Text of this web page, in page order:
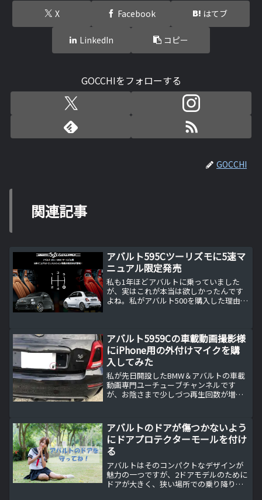
X Facebook はてブ
LinkedIn コピー
GOCCHIをフォローする
GOCCHI
関連記事
アバルト595Cツーリズモに5速マ
ニュアル限定発売
私も1年ほどアバルトに乗っていました
が、実はこれが本当は欲しかったんです
よね。私がアバルト500を購入した理由私
らにプラスしてオ...
アバルト5959Cの車載動画撮影様
にiPhone用の外付けマイクを購
入してみた
私が先日開設したBMW＆アバルトの車載
動画専門ユーチューブチャンネルです
が、お陰さまで少しづつ再生回数が増え
アバルトのドアが傷つかないよう
にドアプロテクターモールを付け
る
アバルトはそのコンパクトなデザインが
魅力の一つですが、2ドアモデルのために
ドアが大きく、狭い場所での乗り降りに